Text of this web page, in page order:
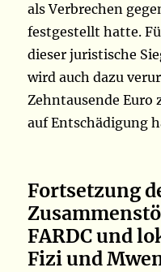
als Verbrechen
festgestellt hatte.
dieser juristische
wird auch dazu
Zehntausende Euro
auf Entschädigung
Fortsetzung
FARDC und
Fizi und